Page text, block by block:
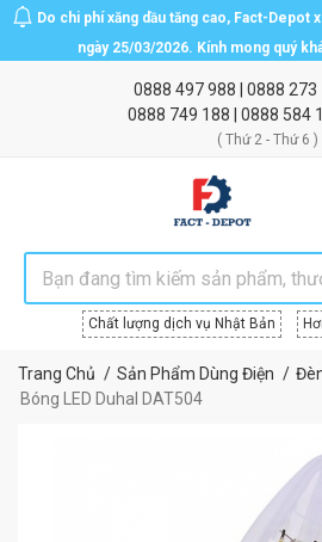
Do chi phí xăng dầu tăng cao, Fact-Depot
ngày 25/03/2026. Kính mong quý
0888 497 988 0888 273
0888 749 188
0888 584
( Thứ 2 - Thứ 6 )
Chất lượng dịch vụ Nhật Bản
Trang Chủ Sản Phẩm Dùng Điện
Bóng LED Duhal DAT504